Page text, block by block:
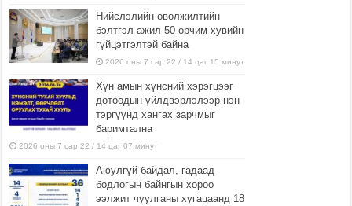
Нийслэлийн өвөлжилтийн
бэлтгэл ажил 50 орчим хувийн
гүйцэтгэлтэй байна
2026 оны 7 сар 22 / 14 цаг 15 минут
Хүн амын хүнсний хэрэгцээг
дотоодын үйлдвэрлэлээр нэн
тэргүүнд хангах зарчмыг
баримтална
2026 оны 7 сар 22 / 14 цаг 07 минут
Аюулгүй байдал, гадаад
бодлогын байнгын хороо
ээлжит чуулганы хугацаанд 18